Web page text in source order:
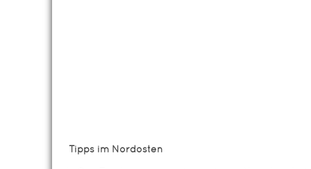
Tipps im Nordosten